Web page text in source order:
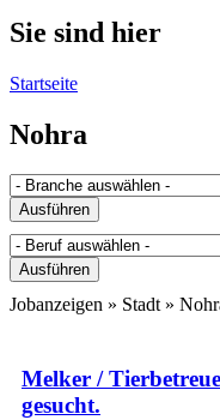
Sie sind hier
Startseite
Nohra
Jobanzeigen » Stadt »
Melker /
gesucht.